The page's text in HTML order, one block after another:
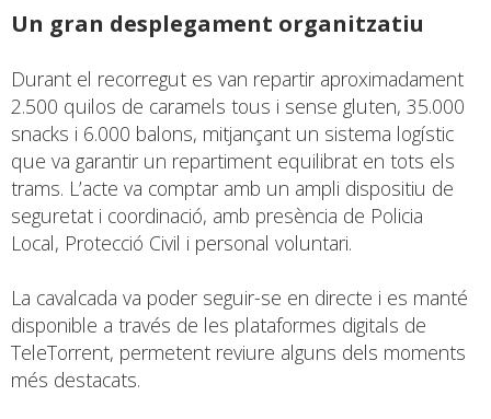
Un gran desplegament organitzatiu
Durant el recorregut es van repartir aproximadament
2.500 quilos de caramels tous i sense gluten, 35.000
snacks i 6.000 balons, mitjançant un sistema logístic
que va garantir un repartiment equilibrat en tots els
trams. L’acte va comptar amb un ampli dispositiu de
seguretat i coordinació, amb presència de Policia
Local, Protecció Civil i personal voluntari.
La cavalcada va poder seguir-se en directe i es manté
disponible a través de les plataformes digitals de
TeleTorrent, permetent reviure alguns dels moments
més destacats.